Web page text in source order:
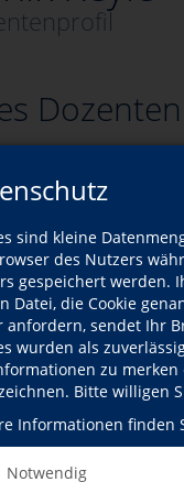
sind kleine
des Nutzers
gespeichert werden.
Datei, die Cookie
anfordern, sendet Ihr
wurden als
zu
Bitte willigen
Informationen finden
Notwendig
Dozenten
Fortgeschrittene